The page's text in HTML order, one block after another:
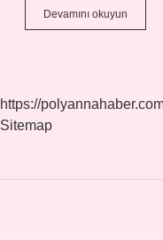
Devamını okuyun
https://
Sitemap